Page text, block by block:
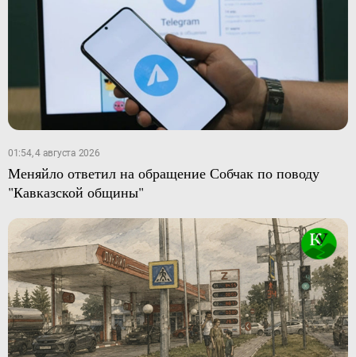
01:54, 4 августа 2026
Меняйло ответил на обращение Собчак по поводу
"Кавказской общины"